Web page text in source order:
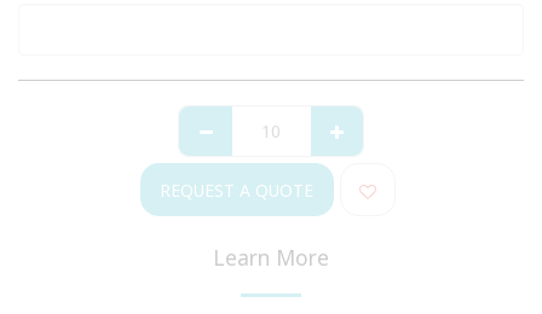
REQUEST A QUOTE
Learn More